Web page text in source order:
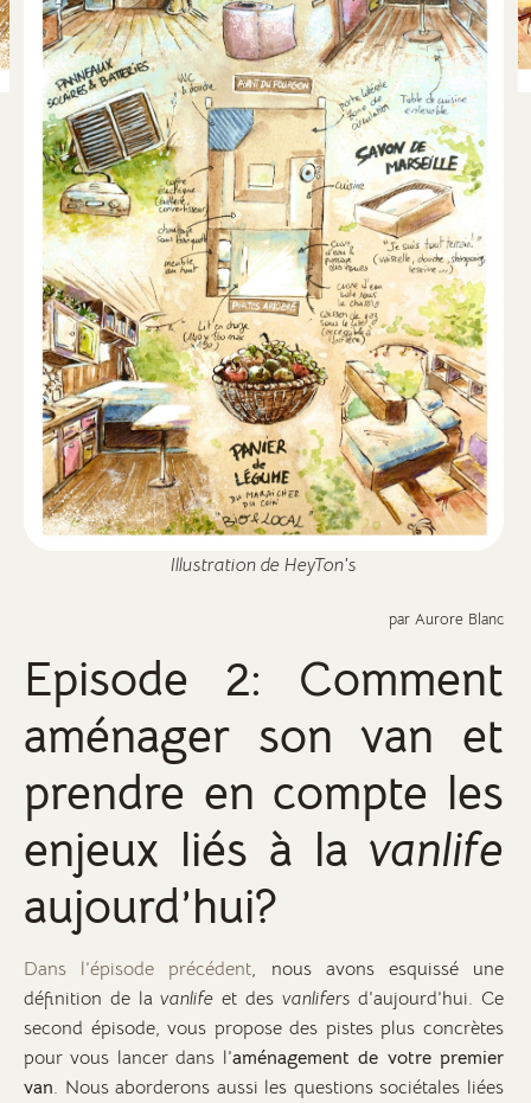
Illustration de HeyTon's
par Aurore Blanc
Episode 2: Comment
aménager son van et
prendre en compte les
enjeux liés à la vanlife
aujourd’hui?
Dans l’épisode précédent, nous avons esquissé une
définition de lavanlife et des vanlifers d’aujourd’hui. Ce
second épisode, vous propose des pistes plus concrètes
pour vous lancer dans l’aménagement de votre premier
van. Nous aborderons aussi les questions sociétales liées